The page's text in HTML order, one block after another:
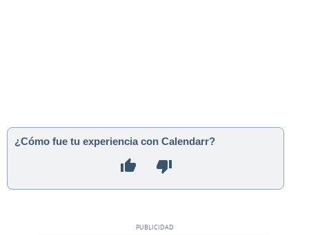
¿Cómo fue tu experiencia con Calendarr?